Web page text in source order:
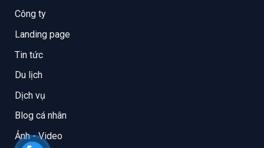
Công ty
Landing page
Tin tức
Du lịch
Dịch vụ
Blog cá nhân
Ảnh - Video